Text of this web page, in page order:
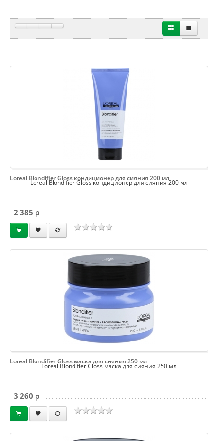
Loreal Blondifier Gloss кондиционер для сияния 200 мл
Loreal Blondifier Gloss кондиционер для сияния 200 мл
2 385 p
Loreal Blondifier Gloss маска для сияния 250 мл
Loreal Blondifier Gloss маска для сияния 250 мл
3 260 p